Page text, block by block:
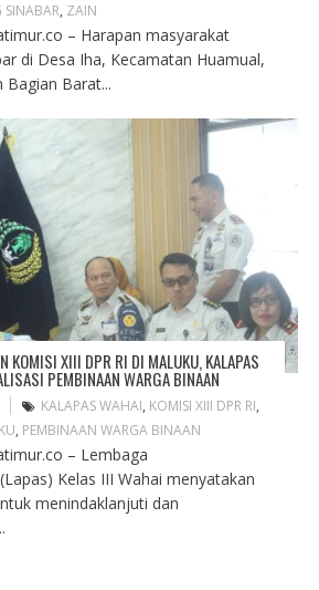
, ZAIN
– Harapan masyarakat
di Desa Iha, Kecamatan Huamual,
Bagian Barat...
KOMISI XIII DPR RI DI MALUKU, KALAPAS
PEMBINAAN WARGA BINAAN
KALAPAS WAHAI, KOMISI XIII DPR RI,
, PEMBINAAN WARGA BINAAN
– Lembaga
Kelas III Wahai menyatakan
menindaklanjuti dan